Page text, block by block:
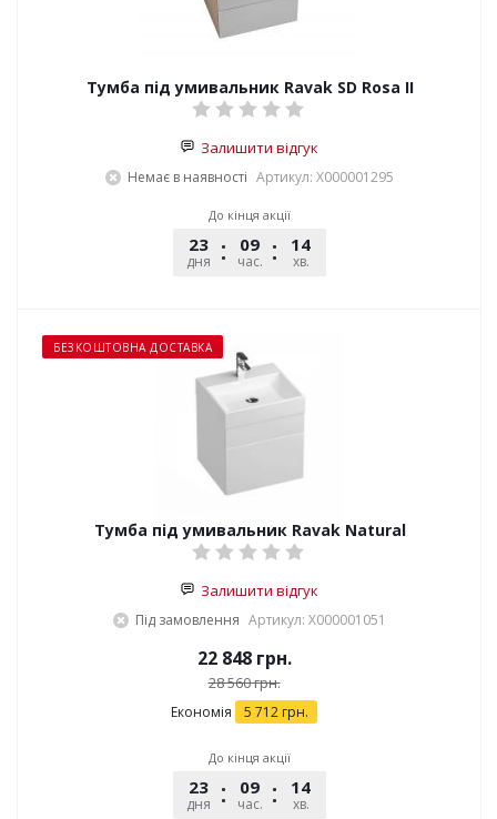
Тумба під умивальник Ravak SD Rosa II
Залишити відгук
Немає в наявності Артикул: X000001295
До кінця акції
23
дня
09
час.
14
хв.
БЕЗКОШТОВНА ДОСТАВКА
Тумба під умивальник Ravak Natural
Залишити відгук
Під замовлення Артикул: X000001051
22 848грн.
28 560грн.
Економія 5 712 грн.
До кінця акції
23
дня
09
час.
14
хв.